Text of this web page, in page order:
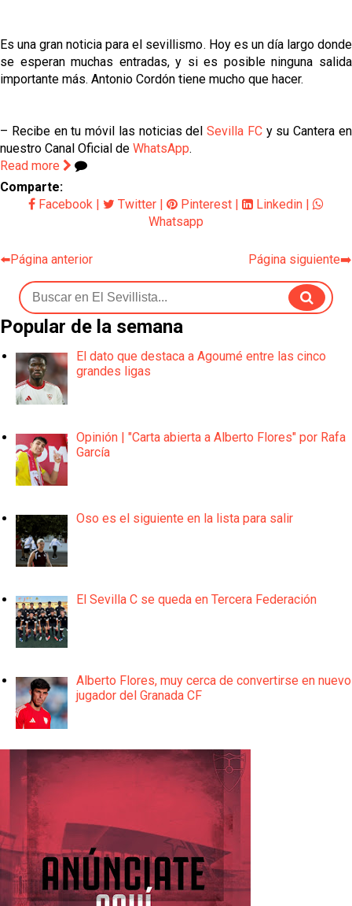
Es una gran noticia para el sevillismo. Hoy es un día largo donde
se esperan muchas entradas, y si es posible ninguna salida
importante más. Antonio Cordón tiene mucho que hacer.
– Recibe en tu móvil las noticias delSevilla FCy su Cantera en
nuestro Canal Oficial de WhatsApp.
Read more
Comparte:
Facebook
Twitter Pinterest Linkedin
Whatsapp
⬅️Página anterior Página siguiente➡️
Popular de la semana
El dato que destaca a Agoumé entre las cinco
grandes ligas
Opinión | "Carta abierta a Alberto Flores" por Rafa
García
Oso es el siguiente en la lista para salir
El Sevilla C se queda en Tercera Federación
Alberto Flores, muy cerca de convertirse en nuevo
jugador del Granada CF